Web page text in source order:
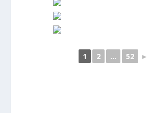
1 2 ... 52 ►